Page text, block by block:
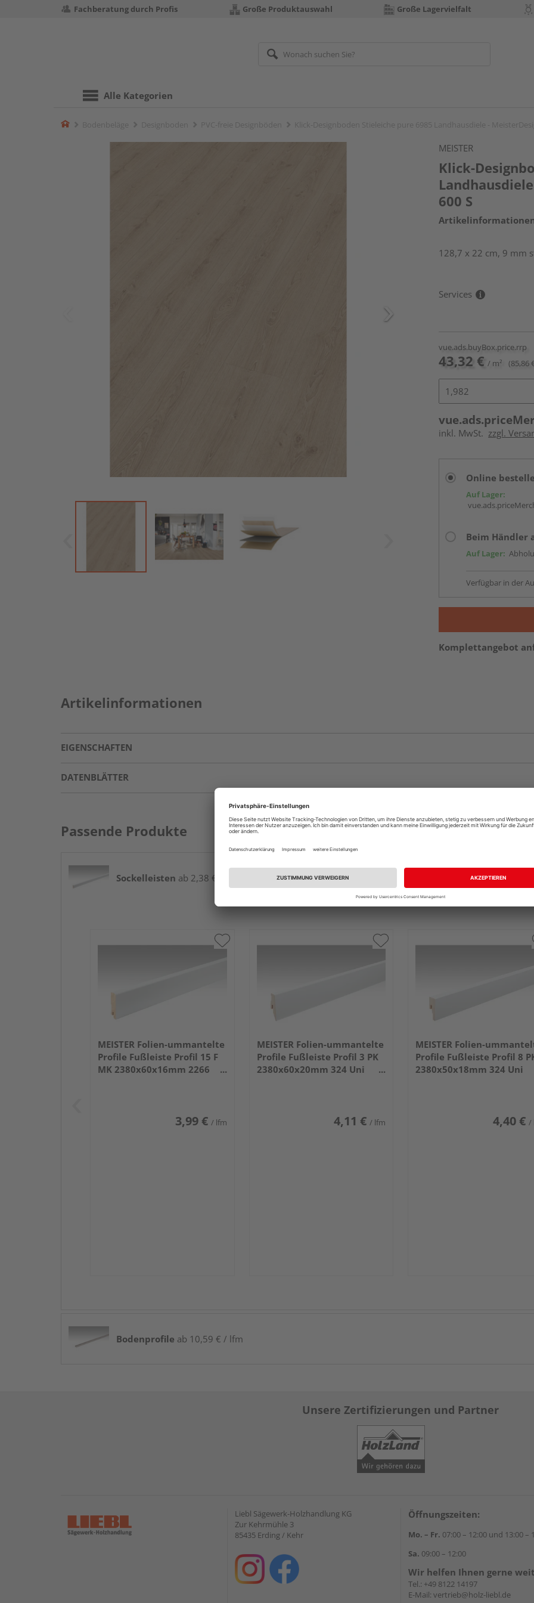
Fachberatung durch Profis Große Produktauswahl Große Lagervielfalt
Alle Kategorien
Home
MEISTER
Klick-
600 S
128,7 x 22 cm, 9 mm
Services
vue.ads.buyBox.price.rrp
43,32 € / m² (85,86
inkl. MwSt. zzgl.
Online
Auf Lager:
Beim Händler
Auf Lager:
Verfügbar in der
Komplettangebot
Artikelinformationen
EIGENSCHAFTEN
DATENBLÄTTER
Passende Produkte
Sockelleisten ab 2,38 € / lfm
MEISTER Folien-ummantelte
Profile Fußleiste Profil 15 F
MK 2380x60x16mm 2266
3,99 € / lfm
MEISTER Folien-ummantelte
Profile Fußleiste Profil 3 PK
2380x60x20mm 324 Uni
4,11 € / lfm
MEISTER Folien-
Profile Fußleiste Profil 8
2380x50x18mm 324 Uni
4,40 € /
Bodenprofile ab 10,59 € / lfm
Unsere Zertifizierungen und Partner
Liebl Sägewerk-Holzhandlung KG
Zur Kehrmühle 3
85435 Erding / Kehr
Öffnungszeiten:
Mo. – Fr. 07:00 – 12:00 und 13:00 –
Sa. 09:00 – 12:00
Wir helfen Ihnen gerne
Tel.: +49 8122 14197
E-Mail: vertrieb@holz-liebl.de